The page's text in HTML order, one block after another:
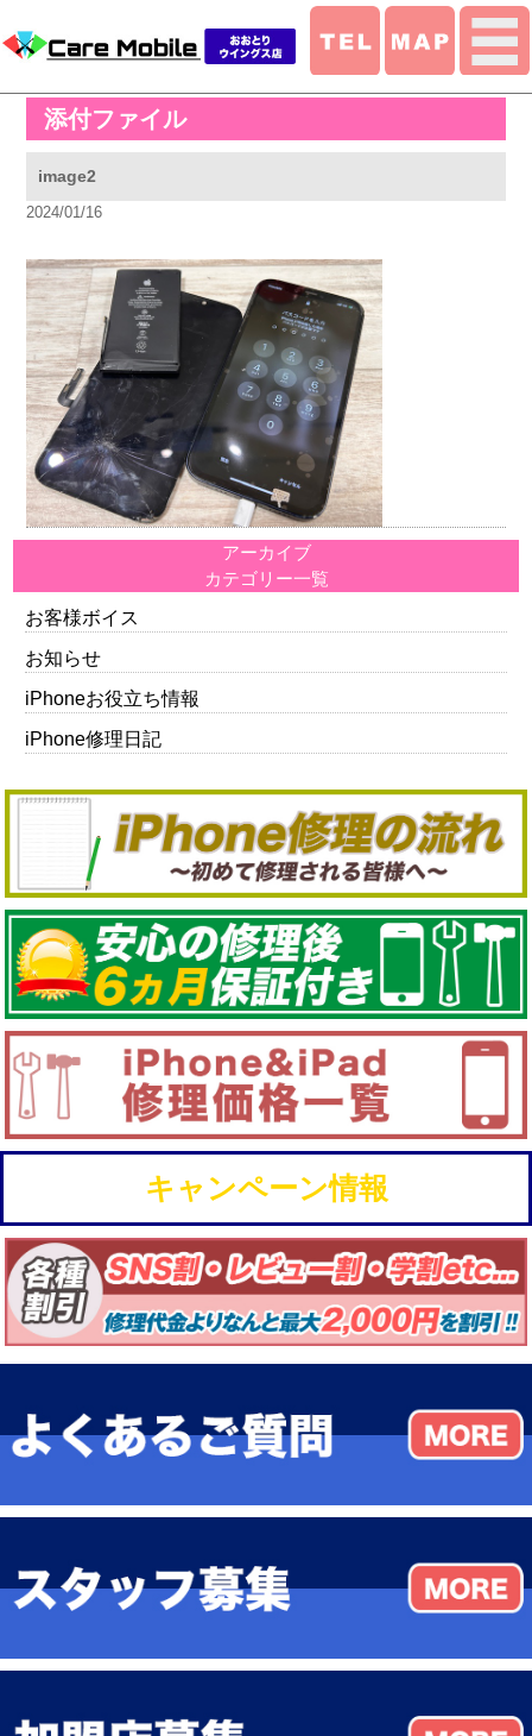
添付ファイル
image2
2024/01/16
アーカイブ
カテゴリー一覧
お客様ボイス
お知らせ
iPhoneお役立ち情報
iPhone修理日記
キャンペーン情報